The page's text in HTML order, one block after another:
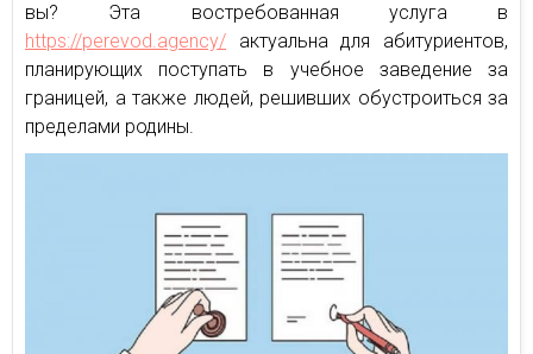
вы? Эта востребованная услуга в
https://perevod.agency/ актуальна для абитуриентов,
планирующих поступать в учебное заведение за
границей, а также людей, решивших обустроиться за
пределами родины.